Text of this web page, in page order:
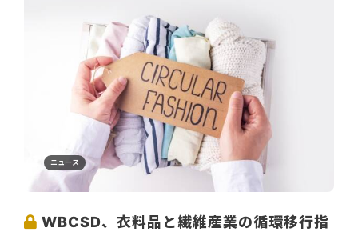
ニュース
WBCSD、衣料品と繊維産業の循環移行指